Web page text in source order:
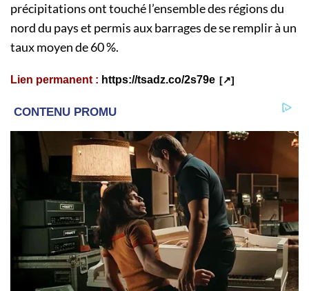
précipitations ont touché l’ensemble des régions du
nord du pays et permis aux barrages de se remplir à un
taux moyen de 60 %.
Lien permanent : https://tsadz.co/2s79e